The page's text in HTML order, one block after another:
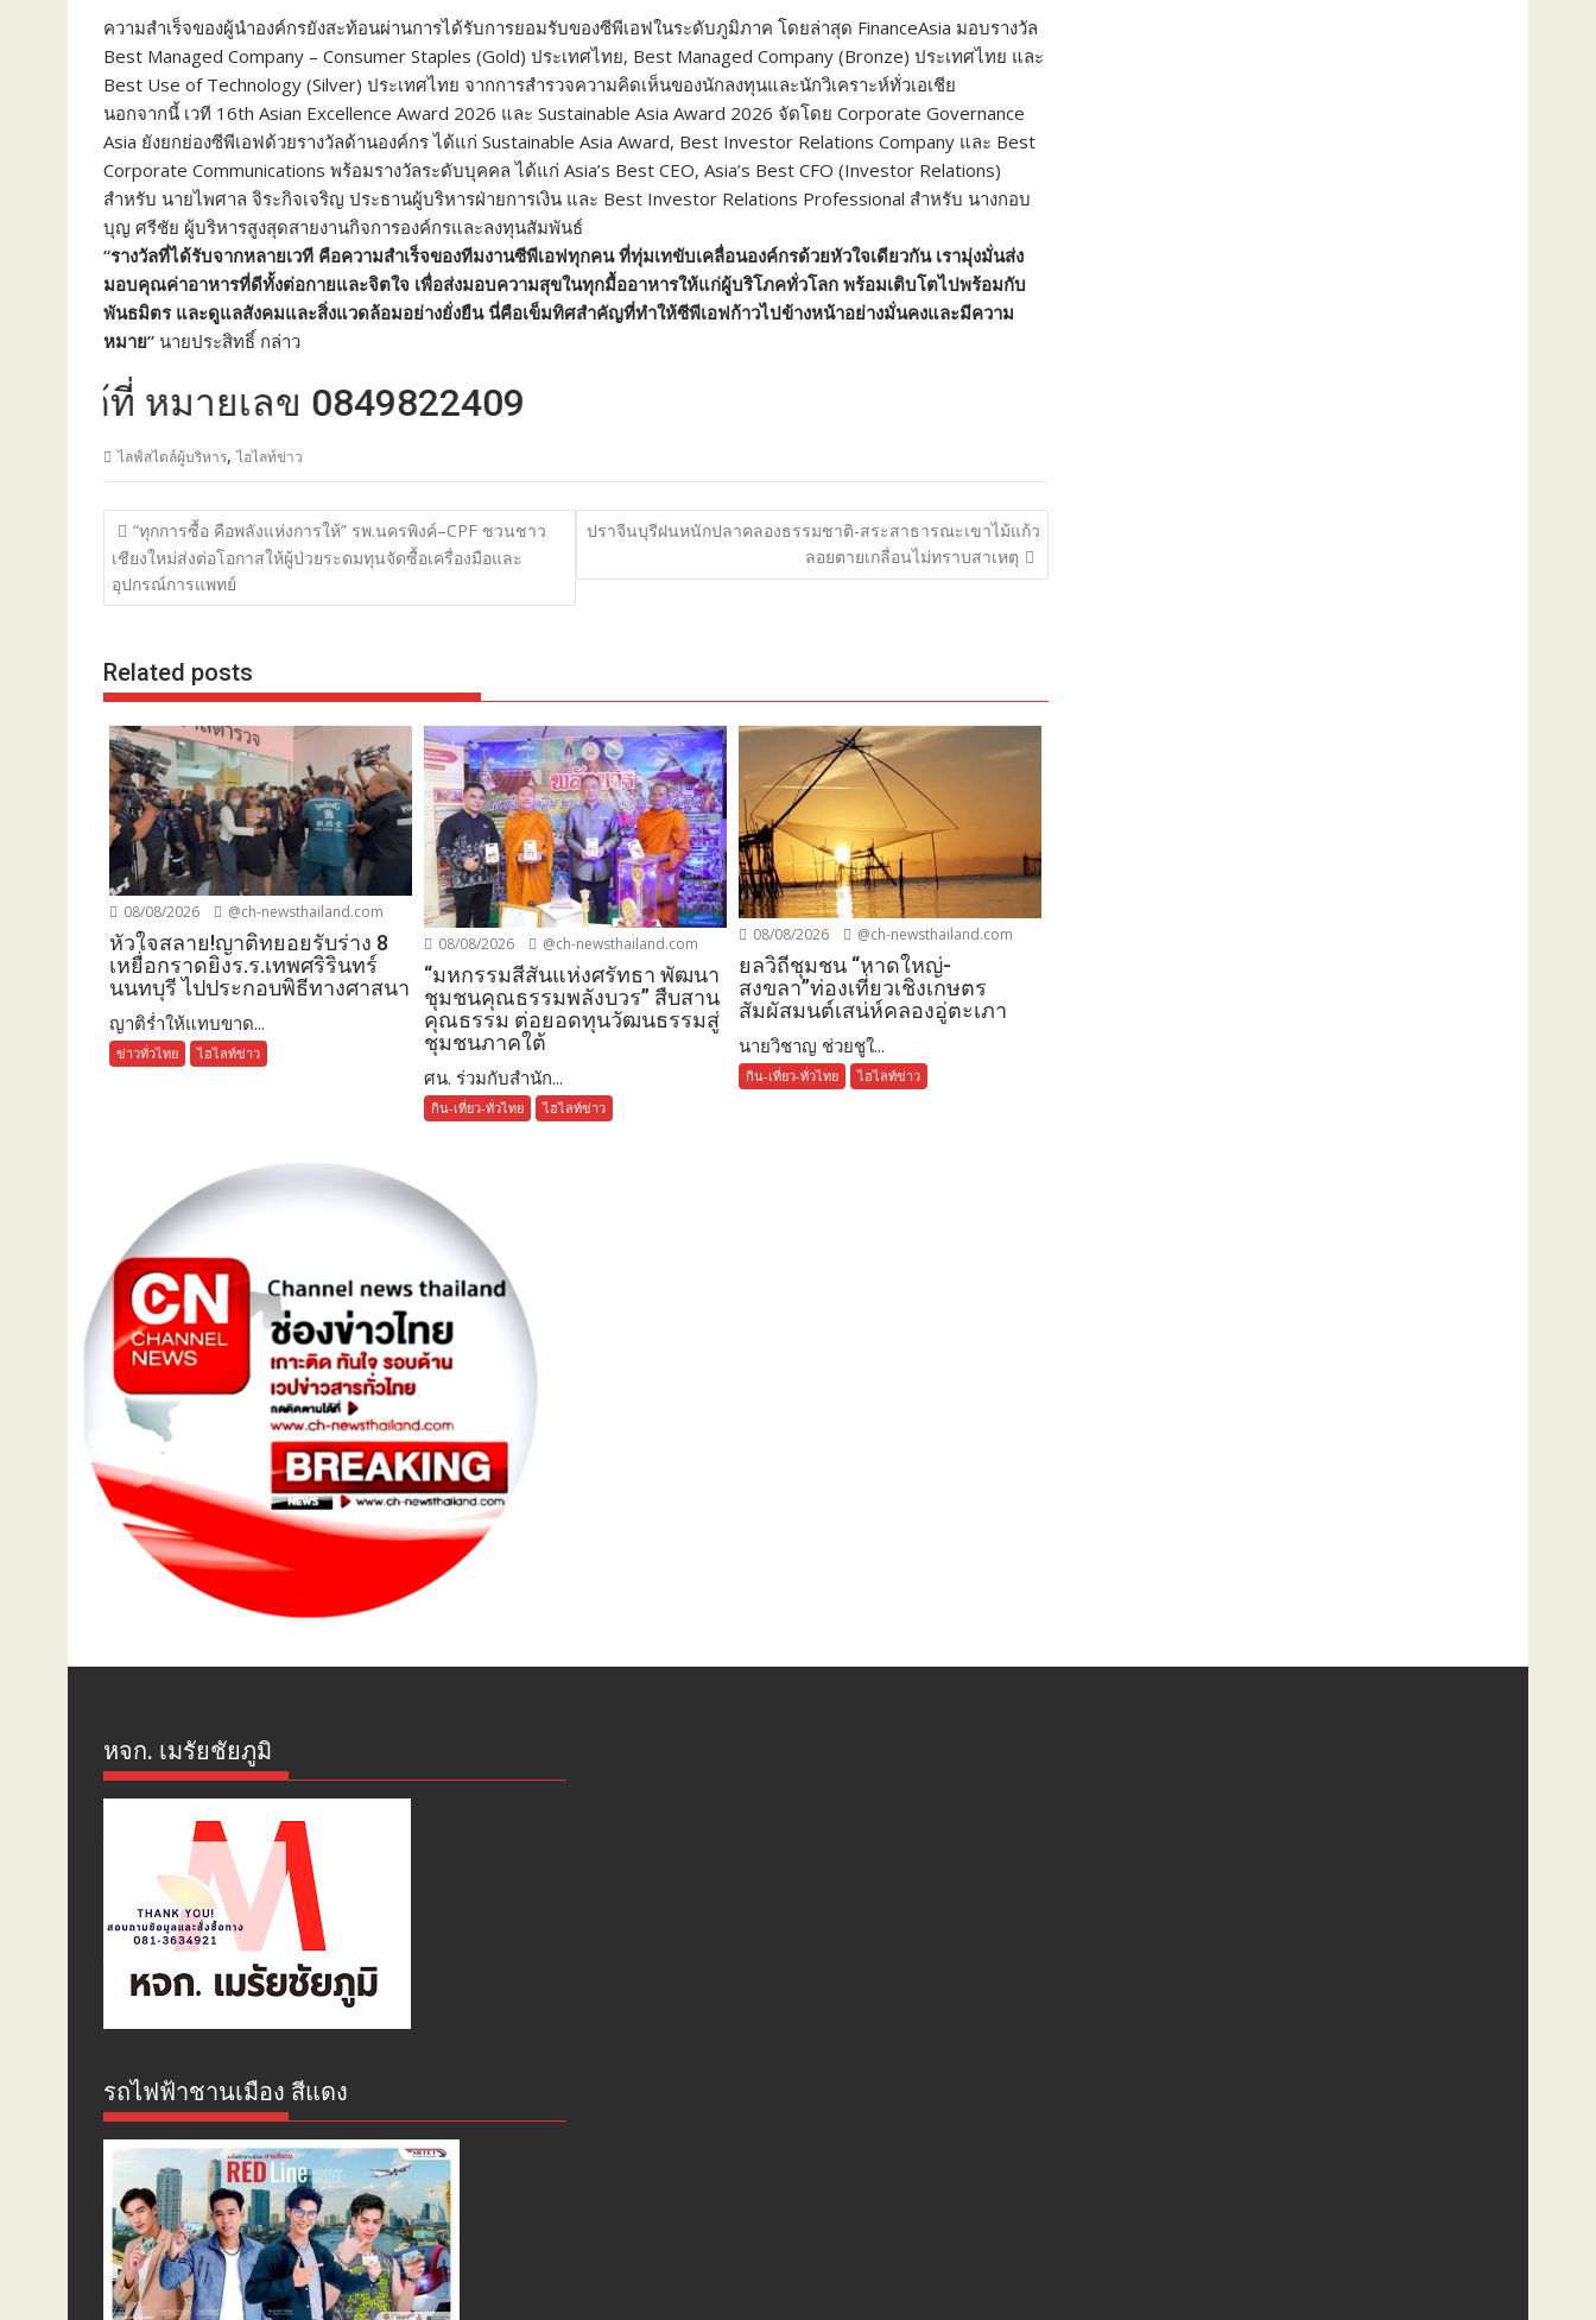
ความสำเร็จของผู้นำองค์กรยังสะท้อนผ่านการได้รับการยอมรับของซีพีเอฟในระดับภูมิภาค โดยล่าสุด FinanceAsia มอบรางวัล
Best Managed Company – Consumer Staples (Gold) ประเทศไทย, Best Managed Company (Bronze) ประเทศไทย และ
Best Use of Technology (Silver) ประเทศไทย จากการสำรวจความคิดเห็นของนักลงทุนและนักวิเคราะห์ทั่วเอเชีย
นอกจากนี้ เวที 16th Asian Excellence Award 2026 และ Sustainable Asia Award 2026 จัดโดย Corporate Governance
Asia ยังยกย่องซีพีเอฟด้วยรางวัลด้านองค์กร ได้แก่ Sustainable Asia Award, Best Investor Relations Company และ Best
Corporate Communications พร้อมรางวัลระดับบุคคล ได้แก่ Asia’s Best CEO, Asia’s Best CFO (Investor Relations)
สำหรับ นายไพศาล จิระกิจเจริญ ประธานผู้บริหารฝ่ายการเงิน และ Best Investor Relations Professional สำหรับ นางกอบ
บุญ ศรีชัย ผู้บริหารสูงสุดสายงานกิจการองค์กรและลงทุนสัมพันธ์
“รางวัลที่ได้รับจากหลายเวที คือความสำเร็จของทีมงานซีพีเอฟทุกคน ที่ทุ่มเทขับเคลื่อนองค์กรด้วยหัวใจเดียวกัน เรามุ่งมั่นส่ง
มอบคุณค่าอาหารที่ดีทั้งต่อกายและจิตใจ เพื่อส่งมอบความสุขในทุกมื้ออาหารให้แก่ผู้บริโภคทั่วโลก พร้อมเติบโตไปพร้อมกับ
พันธมิตร และดูแลสังคมและสิ่งแวดล้อมอย่างยั่งยืน นี่คือเข็มทิศสำคัญที่ทำให้ซีพีเอฟก้าวไปข้างหน้าอย่างมั่นคงและมีความ
หมาย” นายประสิทธิ์ กล่าว
หมายเลข 0849822409
ไลฟ์สไตล์ผู้บริหาร,ไฮไลท์ข่าว
แนะแนว
เรื่อง
“ทุกการซื้อ คือพลังแห่งการให้” รพ.นครพิงค์–CPF ชวนชาว
เชียงใหม่ส่งต่อโอกาสให้ผู้ป่วยระดมทุนจัดซื้อเครื่องมือและ
อุปกรณ์การแพทย์
ปราจีนบุรีฝนหนักปลาคลองธรรมชาติ-สระสาธารณะเขาไม้แก้ว
ลอยตายเกลื่อนไม่ทราบสาเหตุ
Related posts
08/08/2026 @ch-newsthailand.com
หัวใจสลาย!ญาติทยอยรับร่าง 8
เหยื่อกราดยิงร.ร.เทพศริรินทร์
นนทบุรี ไปประกอบพิธีทางศาสนา
ญาติร่ำให้แทบขาด...
ข่าวทั่วไทย ไฮไลท์ข่าว
08/08/2026 @ch-newsthailand.com
“มหกรรมสีสันแห่งศรัทธา พัฒนา
ชุมชนคุณธรรมพลังบวร” สืบสาน
คุณธรรม ต่อยอดทุนวัฒนธรรมสู่
ชุมชนภาคใต้
ศน. ร่วมกับสำนัก...
กิน-เที่ยว-ทั่วไทย ไฮไลท์ข่าว
08/08/2026 @ch-newsthailand.com
ยลวิถีชุมชน “หาดใหญ่-
สงขลา”ท่องเที่ยวเชิงเกษตร
สัมผัสมนต์เสน่ห์คลองอู่ตะเภา
นายวิชาญ ช่วยชูใ...
กิน-เที่ยว-ทั่วไทย ไฮไลท์ข่าว
หจก. เมรัยชัยภูมิ
รถไฟฟ้าชานเมือง สีแดง